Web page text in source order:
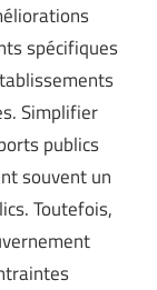
spécifiques
Simplifier
publics
souvent un
Toutefois,